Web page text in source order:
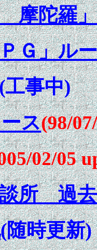
摩陀羅
Ｇ」ル
事中)
ス(98/
02/05
所 過
(随時更新)